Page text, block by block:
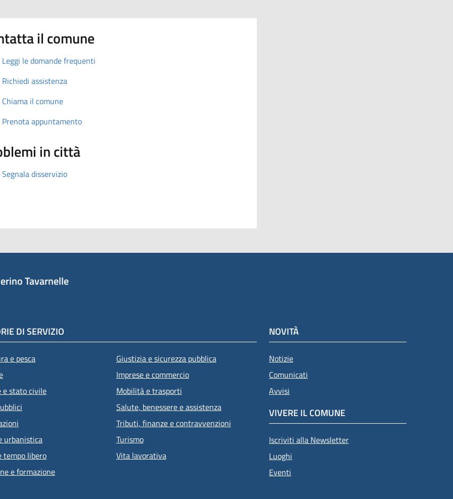
il comune
Leggi le domande frequenti
Richiedi assistenza
Chiama il comune
Prenota appuntamento
in città
Segnala disservizio
Tavarnelle
DI SERVIZIO
e pesca
e stato civile
urbanistica
tempo libero
e formazione
Giustizia e sicurezza pubblica
Imprese e commercio
Mobilità e trasporti
Salute, benessere e assistenza
Tributi, finanze e contravvenzioni
Turismo
Vita lavorativa
NOVITÀ
Notizie
Comunicati
Avvisi
VIVERE IL COMUNE
Iscriviti alla Newsletter
Luoghi
Eventi